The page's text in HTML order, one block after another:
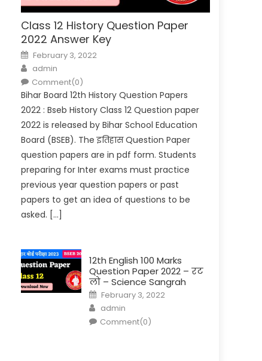
Class 12 History Question Paper
2022 Answer Key
Posted on
February 3, 2022
Author
admin
Comment(0)
Bihar Board 12th History Question Papers
2022 : Bseb History Class 12 Question paper
2022 is released by Bihar School Education
Board (BSEB). The इतिहास Question Paper
question papers are in pdf form. Students
preparing for Inter exams must practice
previous year question papers or past
papers to get an idea of questions to be
asked. […]
12th English 100 Marks
Question Paper 2022 – रट
लो – Science Sangrah
Posted on
February 3, 2022
Author
admin
Comment(0)